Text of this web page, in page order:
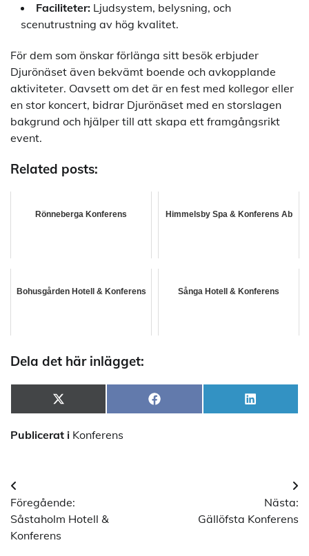
Faciliteter: Ljudsystem, belysning, och
scenutrustning av hög kvalitet.
För dem som önskar förlänga sitt besök erbjuder
Djurönäset även bekvämt boende och avkopplande
aktiviteter. Oavsett om det är en fest med kollegor eller
en stor koncert, bidrar Djurönäset med en storslagen
bakgrund och hjälper till att skapa ett framgångsrikt
event.
Related posts:
Rönneberga Konferens Himmelsby Spa & Konferens Ab
Bohusgården Hotell & Konferens Sånga Hotell & Konferens
Dela det här inlägget:
Dela
på
X
(Twitter)
Dela
på
Facebook
Dela
på
LinkedIn
Publicerat i Konferens
Inläggsnavigering
Föregående:
Såstaholm Hotell &
Konferens
Nästa:
Gällöfsta Konferens